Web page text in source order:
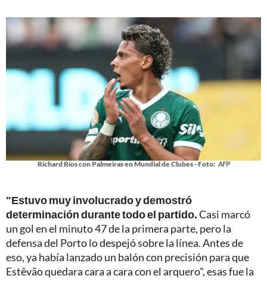
Richard Ríos con Palmeiras en Mundial de Clubes - Foto: AFP
"Estuvo muy involucrado y demostró
determinación durante todo el partido.Casi marcó
un gol en el minuto 47 de la primera parte, pero la
defensa del Porto lo despejó sobre la línea. Antes de
eso, ya había lanzado un balón con precisión para que
Estêvão quedara cara a cara con el arquero", esas fue la